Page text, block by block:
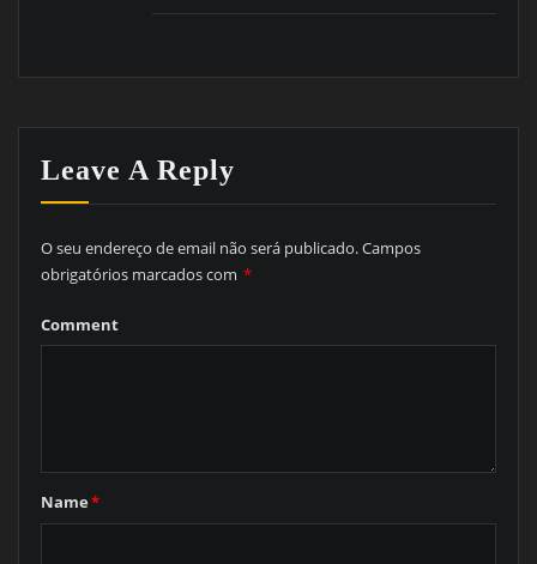
Leave A Reply
O seu endereço de email não será publicado.Campos
obrigatórios marcados com *
Comment
Name*